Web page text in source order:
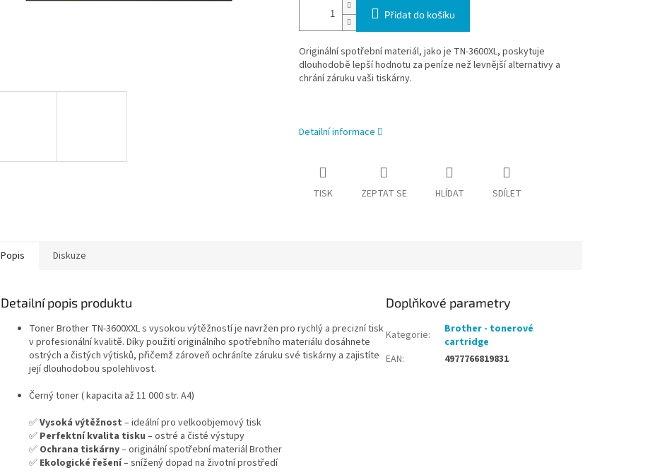
Přidat do košíku
Originální spotřební materiál, jako je TN-3600XL, poskytuje
dlouhodobě lepší hodnotu za peníze než levnější alternativy a
chrání záruku vaši tiskárny.
Detailní informace
TISK ZEPTAT SE HLÍDAT SDÍLET
Popis Diskuze
Detailní popis produktu
Toner Brother TN-3600XXL s vysokou výtěžností je navržen pro rychlý a precizní tisk
v profesionální kvalitě. Díky použití originálního spotřebního materiálu dosáhnete
ostrých a čistých výtisků, přičemž zároveň ochráníte záruku své tiskárny a zajistíte
její dlouhodobou spolehlivost.
Černý toner ( kapacita až 11 000 str. A4)
✅Vysoká výtěžnost – ideální pro velkoobjemový tisk
✅ Perfektní kvalita tisku – ostré a čisté výstupy
✅ Ochrana tiskárny– originální spotřební materiál Brother
✅ Ekologické řešení– snížený dopad na životní prostředí
Doplňkové parametry
Kategorie:
Brother - tonerové
cartridge
EAN: 4977766819831